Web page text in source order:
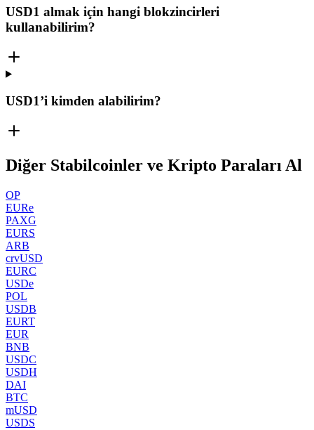
USD1 almak için hangi blokzincirleri
kullanabilirim?
USD1’i kimden alabilirim?
Diğer Stabilcoinler ve Kripto Paraları Al
OP
EURe
PAXG
EURS
ARB
crvUSD
EURC
USDe
POL
USDB
EURT
EUR
BNB
USDC
USDH
DAI
BTC
mUSD
USDS